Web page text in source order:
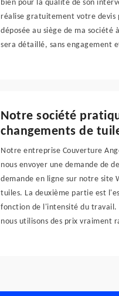
bien pour la qualité de son
réalise gratuitement votre devis
déposée au siège de ma société
sera détaillé, sans engagement
Notre société
changements de
Notre entreprise Couverture
nous envoyer une demande de
demande en ligne sur notre site
tuiles. La deuxième partie est
fonction de l'intensité du travail.
nous utilisons des prix vraiment